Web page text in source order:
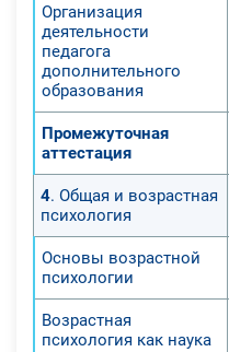
Организация
деятельности
педагога
дополнительного
образования
Промежуточная
аттестация
4. Общая и возрастная
психология
Основы возрастной
психологии
Возрастная
психология как наука